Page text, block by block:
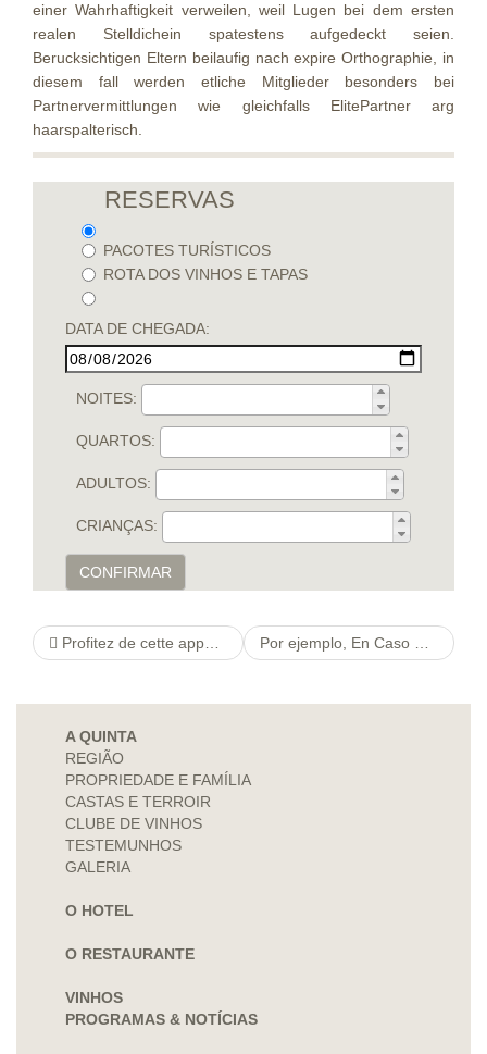
einer Wahrhaftigkeit verweilen, weil Lugen bei dem ersten
realen Stelldichein spatestens aufgedeckt seien.
Berucksichtigen Eltern beilaufig nach expire Orthographie, in
diesem fall werden etliche Mitglieder besonders bei
Partnervermittlungen wie gleichfalls ElitePartner arg
haarspalterisch.
RESERVAS
PACOTES TURÍSTICOS
ROTA DOS VINHOS E TAPAS
DATA DE CHEGADA:
NOITES:
QUARTOS:
ADULTOS:
CRIANÇAS:
CONFIRMAR
Profitez de cette apporte de bienvenue de nous inscrivant a present sans engagement. Por ejemplo, En Caso De Que te gustaria bloquear un roce disgustado, sin embargo desprovisto que se sobre cuenta, Existen la forma de lo mas ingeniosa Con El Fin De
A QUINTA
REGIÃO
PROPRIEDADE E FAMÍLIA
CASTAS E TERROIR
CLUBE DE VINHOS
TESTEMUNHOS
GALERIA
O HOTEL
O RESTAURANTE
VINHOS
PROGRAMAS & NOTÍCIAS